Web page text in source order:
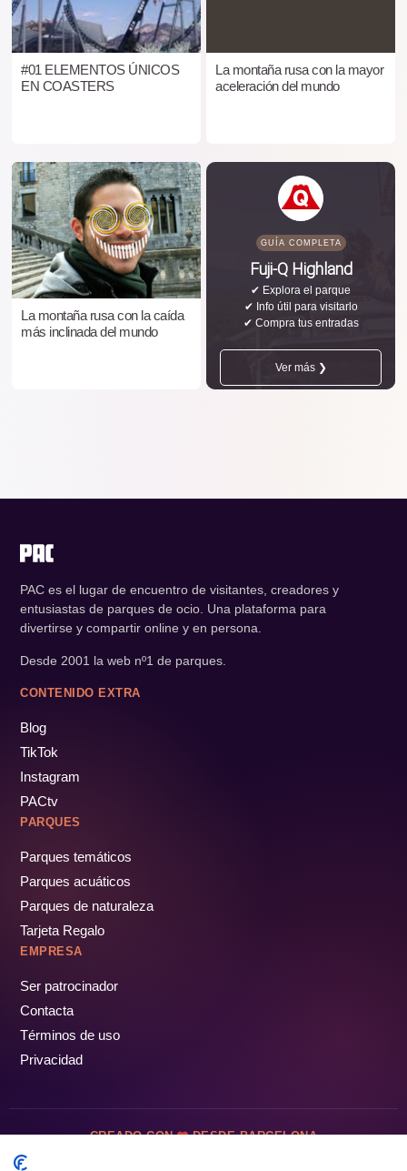
#01 ELEMENTOS ÚNICOS
EN COASTERS
La montaña rusa con la mayor
aceleración del mundo
La montaña rusa con la caída
más inclinada del mundo
GUÍA COMPLETA
Fuji-Q Highland
✔ Explora el parque
✔ Info útil para visitarlo
✔ Compra tus entradas
Ver más ❯
PAC es el lugar de encuentro de visitantes, creadores y
entusiastas de parques de ocio. Una plataforma para
divertirse y compartir online y en persona.
Desde 2001 la web nº1 de parques.
CONTENIDO EXTRA
Blog
TikTok
Instagram
PACtv
PARQUES
Parques temáticos
Parques acuáticos
Parques de naturaleza
Tarjeta Regalo
EMPRESA
Ser patrocinador
Contacta
Términos de uso
Privacidad
CREADO CON DESDE BARCELONA